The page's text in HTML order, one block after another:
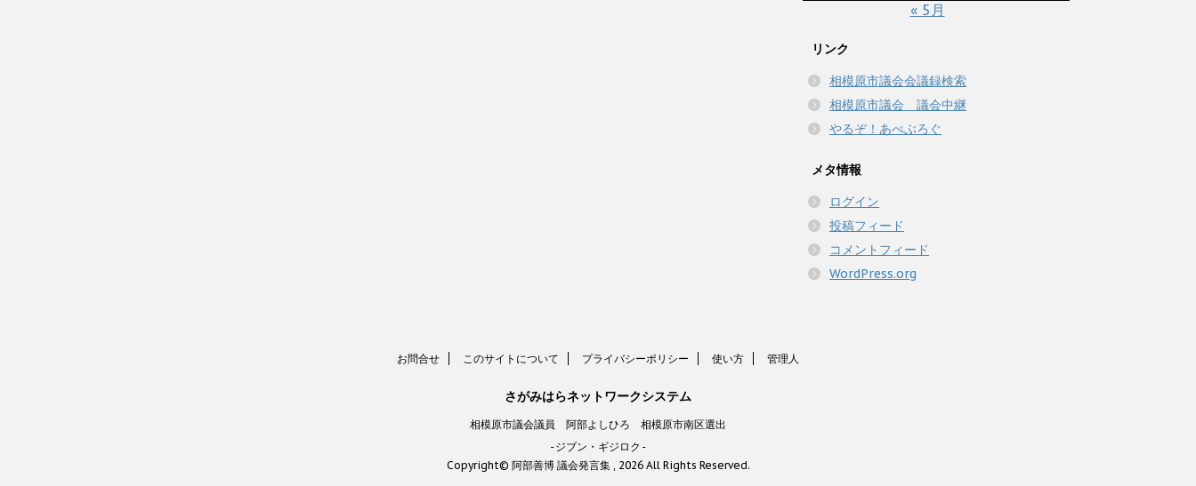
« 5月
リンク
相模原市議会会議録検索
相模原市議会 議会中継
やるぞ！あべぶろぐ
メタ情報
ログイン
投稿フィード
コメントフィード
WordPress.org
お問合せ このサイトについて プライバシーポリシー 使い方 管理人
さがみはらネットワークシステム
相模原市議会議員 阿部よしひろ 相模原市南区選出
-ジブン・ギジロク-
Copyright© 阿部善博 議会発言集 , 2026 All Rights Reserved.